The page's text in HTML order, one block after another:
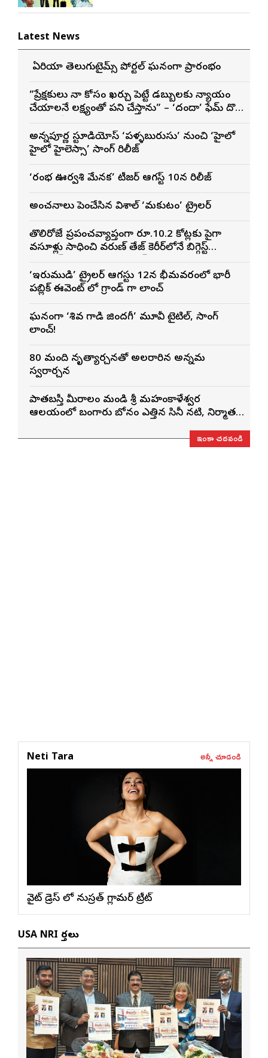
Latest News
బే ఏరియా తెలుగుటైమ్స్ పోర్టల్ ఘనంగా ప్రారంభం
”ప్రేక్షకులు నా కోసం ఖర్చు పెట్టే డబ్బులకు న్యాయం
చేయాలనే లక్ష్యంతో పని చేస్తాను” – ‘దందా’ ఫేమ్ దొర
అన్నపూర్ణ స్టూడియోస్ ‘పళ్ళబురుసు’ నుంచి ‘హైలో
హైలో హైలెస్సా’ సాంగ్ రిలీజ్
‘రంభ ఊర్వశి మేనక’ టీజర్ ఆగస్ట్ 10న రిలీజ్
అంచనాలు పెంచేసిన విశాల్ ‘మకుటం’ ట్రైలర్
తొలిరోజే ప్రపంచవ్యాప్తంగా రూ.10.2 కోట్లకు పైగా
వసూళ్లు సాధించి వరుణ్ తేజ్ కెరీర్‌లోనే బిగ్గెస్ట్
‘ఇరుముడి’ ట్రైలర్ ఆగస్టు 12న భీమవరంలో భారీ
పబ్లిక్ ఈవెంట్ లో గ్రాండ్ గా లాంచ్
ఘనంగా ‘శివ గాడి జింద‌గీ’ మూవీ టైటిల్, సాంగ్
లాంచ్!
80 మంది నృత్యార్చనతో అలరారిన అన్నమ
స్వరార్చన
పాతబస్తీ మీరాలం మండి శ్రీ మహంకాళేశ్వర
ఆలయంలో బంగారు బోనం ఎత్తిన సినీ నటి, నిర్మాత
ఇంకా చదవండి
Neti Tara అన్నీ చూడండి
వైట్ డ్రెస్ లో నుస్ర‌త్ గ్లామ‌ర్ ట్రీట్
USA NRI వార్తలు